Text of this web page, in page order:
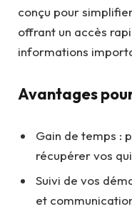
conçu pour
offrant un accès
informations
Avantages
Gain de temps :
récupérer vos
Suivi de vos
et